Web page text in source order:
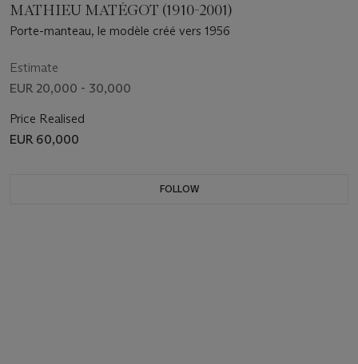
MATHIEU MATÉGOT (1910-2001)
Porte-manteau, le modèle créé vers 1956
Estimate
EUR 20,000 - 30,000
Price Realised
EUR 60,000
FOLLOW